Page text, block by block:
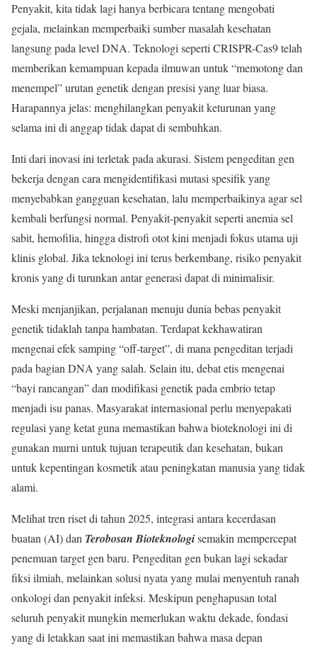
Penyakit, kita tidak lagi hanya berbicara tentang mengobati
gejala, melainkan memperbaiki sumber masalah kesehatan
langsung pada level DNA. Teknologi seperti CRISPR-Cas9 telah
memberikan kemampuan kepada ilmuwan untuk “memotong dan
menempel” urutan genetik dengan presisi yang luar biasa.
Harapannya jelas: menghilangkan penyakit keturunan yang
selama ini di anggap tidak dapat di sembuhkan.
Inti dari inovasi ini terletak pada akurasi. Sistem pengeditan gen
bekerja dengan cara mengidentifikasi mutasi spesifik yang
menyebabkan gangguan kesehatan, lalu memperbaikinya agar sel
kembali berfungsi normal. Penyakit-penyakit seperti anemia sel
sabit, hemofilia, hingga distrofi otot kini menjadi fokus utama uji
klinis global. Jika teknologi ini terus berkembang, risiko penyakit
kronis yang di turunkan antar generasi dapat di minimalisir.
Meski menjanjikan, perjalanan menuju dunia bebas penyakit
genetik tidaklah tanpa hambatan. Terdapat kekhawatiran
mengenai efek samping “off-target”, di mana pengeditan terjadi
pada bagian DNA yang salah. Selain itu, debat etis mengenai
“bayi rancangan” dan modifikasi genetik pada embrio tetap
menjadi isu panas. Masyarakat internasional perlu menyepakati
regulasi yang ketat guna memastikan bahwa bioteknologi ini di
gunakan murni untuk tujuan terapeutik dan kesehatan, bukan
untuk kepentingan kosmetik atau peningkatan manusia yang tidak
alami.
Melihat tren riset di tahun 2025, integrasi antara kecerdasan
buatan (AI) dan Terobosan Bioteknologisemakin mempercepat
penemuan target gen baru. Pengeditan gen bukan lagi sekadar
fiksi ilmiah, melainkan solusi nyata yang mulai menyentuh ranah
onkologi dan penyakit infeksi. Meskipun penghapusan total
seluruh penyakit mungkin memerlukan waktu dekade, fondasi
yang di letakkan saat ini memastikan bahwa masa depan